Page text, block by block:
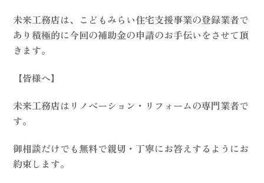
未来工務店は、こどもみらい住宅支援事業の登録業者で
あり積極的に今回の補助金の申請のお手伝いをさせて頂
きます。
【皆様へ】
未来工務店はリノベーション・リフォームの専門業者で
す。
御相談だけでも無料で親切・丁寧にお答えするようにお
約束します。